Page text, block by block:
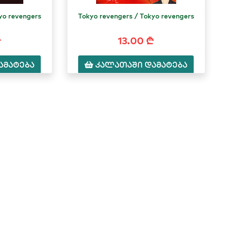
revengers Tokyo revengers / Tokyo revengers
13.00 ₾
კალათაში დამატება